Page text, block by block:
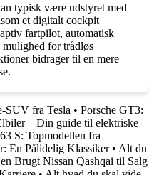
typisk være udstyret med
et digitalt cockpit
fartpilot, automatisk
mulighed for trådløs
bidrager til en mere
SUV fra Tesla • Porsche GT3:
– Din guide til elektriske
S: Topmodellen fra
En Pålidelig Klassiker• Alt du
Brugt Nissan Qashqai til Salg